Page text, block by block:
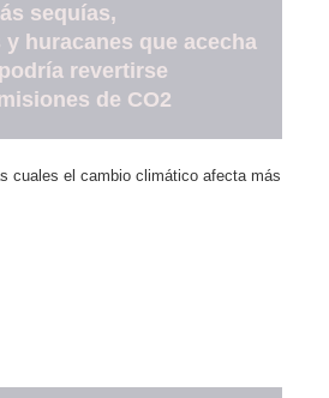
sequías,
huracanes que acecha
revertirse
de CO2